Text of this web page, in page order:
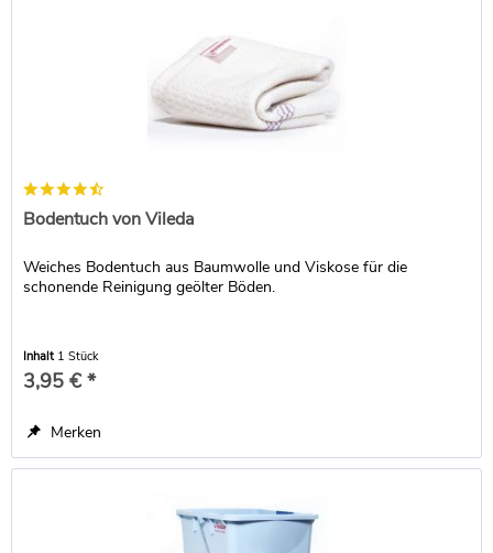
Bodentuch von Vileda
Weiches Bodentuch aus Baumwolle und Viskose für die
schonende Reinigung geölter Böden.
Inhalt 1 Stück
3,95 € *
Merken